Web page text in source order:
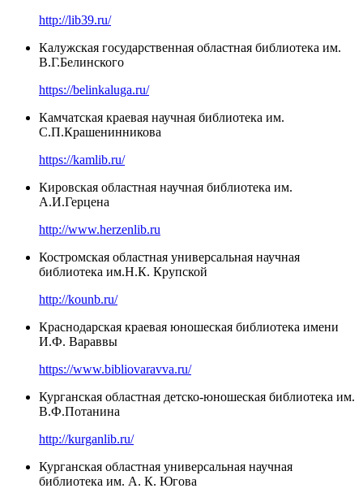
http://lib39.ru/
Калужская государственная областная библиотека им.
В.Г.Белинского
https://belinkaluga.ru/
Камчатская краевая научная библиотека им.
С.П.Крашенинникова
https://kamlib.ru/
Кировская областная научная библиотека им.
А.И.Герцена
http://www.herzenlib.ru
Костромская областная универсальная научная
библиотека им.Н.К. Крупской
http://kounb.ru/
Краснодарская краевая юношеская библиотека имени
И.Ф. Вараввы
https://www.bibliovaravva.ru/
Курганская областная детско-юношеская библиотека им.
В.Ф.Потанина
http://kurganlib.ru/
Курганская областная универсальная научная
библиотека им. А. К. Югова